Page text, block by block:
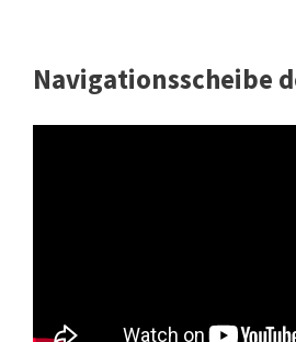
Navigationsscheibe